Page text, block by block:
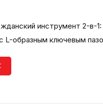
инструмент 2-в-
L-образным ключевым